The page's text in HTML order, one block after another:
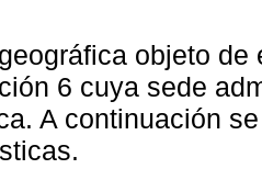
objeto
6 cuya sede
A continuación